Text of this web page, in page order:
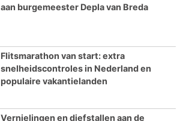
aan burgemeester Depla van Breda
Flitsmarathon van start: extra
snelheidscontroles in Nederland en
populaire vakantielanden
Vernielingen en diefstallen aan de